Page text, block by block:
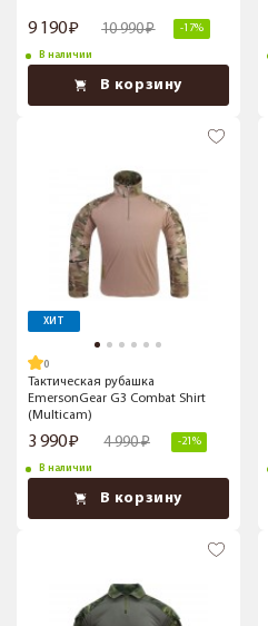
9 190 10 990 -17%
В наличии
В корзину
ХИТ
Тактическая рубашка
EmersonGear G3 Combat Shirt
(Multicam)
3 990 4 990 -21%
В наличии
В корзину